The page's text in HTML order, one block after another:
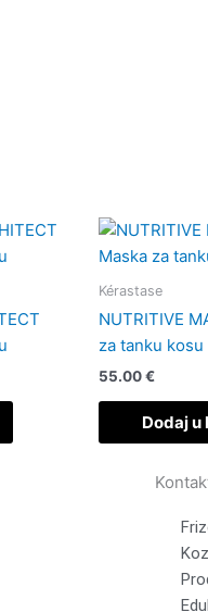
Kérastase
NUTRITIVE
za tanku kosu
55.00€
Dodaj u